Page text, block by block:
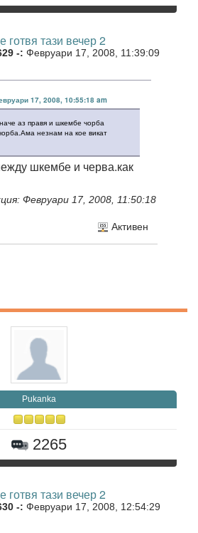
готвя тази вечер 2
-: Февруари 17, 2008, 11:39:09
17, 2008, 10:55:18 am
аз правя и шкембе чорба
незнам на кое викат
шкембе и черва.как
Февруари 17, 2008, 11:50:18
Активен
Pukanka
2265
готвя тази вечер 2
-: Февруари 17, 2008, 12:54:29